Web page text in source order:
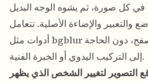
في كل صورة، ثم يشوه الوجه البديل
والتعبير والإضاءة الأصلية. تتعامل
أدوات مثل bgblur مع كل هذا مباشرة في المتصفح، دون الحاجة
إلى التركيب اليدوي أو الخبرة الفنية.
التصوير لتغيير الشخص الذي يظهر